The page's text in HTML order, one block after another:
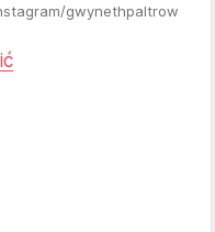
gwynethpaltrow